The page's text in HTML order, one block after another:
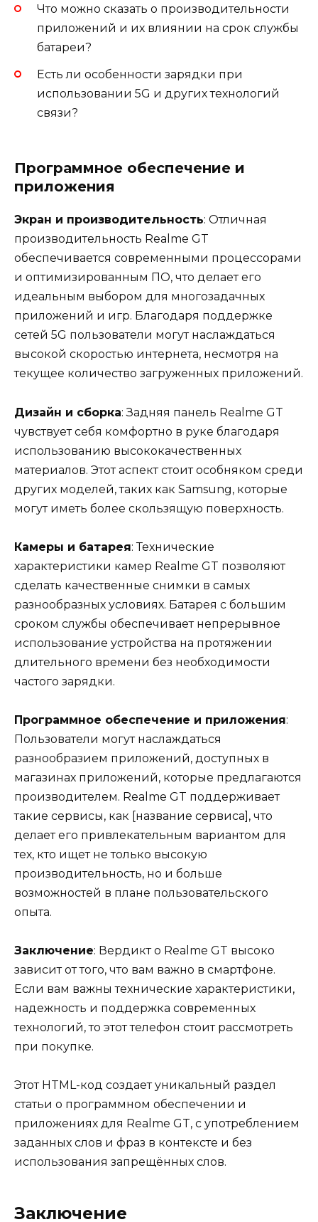
Что можно сказать о производительности
приложений и их влиянии на срок службы
батареи?
Есть ли особенности зарядки при
использовании 5G и других технологий
связи?
Программное обеспечение и
приложения
Экран и производительность: Отличная
производительность Realme GT
обеспечивается современными процессорами
и оптимизированным ПО, что делает его
идеальным выбором для многозадачных
приложений и игр. Благодаря поддержке
сетей 5G пользователи могут наслаждаться
высокой скоростью интернета, несмотря на
текущее количество загруженных приложений.
Дизайн и сборка: Задняя панель Realme GT
чувствует себя комфортно в руке благодаря
использованию высококачественных
материалов. Этот аспект стоит особняком среди
других моделей, таких как Samsung, которые
могут иметь более скользящую поверхность.
Камеры и батарея: Технические
характеристики камер Realme GT позволяют
сделать качественные снимки в самых
разнообразных условиях. Батарея с большим
сроком службы обеспечивает непрерывное
использование устройства на протяжении
длительного времени без необходимости
частого зарядки.
Программное обеспечение и приложения:
Пользователи могут наслаждаться
разнообразием приложений, доступных в
магазинах приложений, которые предлагаются
производителем. Realme GT поддерживает
такие сервисы, как [название сервиса], что
делает его привлекательным вариантом для
тех, кто ищет не только высокую
производительность, но и больше
возможностей в плане пользовательского
опыта.
Заключение: Вердикт о Realme GT высоко
зависит от того, что вам важно в смартфоне.
Если вам важны технические характеристики,
надежность и поддержка современных
технологий, то этот телефон стоит рассмотреть
при покупке.
Этот HTML-код создает уникальный раздел
статьи о программном обеспечении и
приложениях для Realme GT, с употреблением
заданных слов и фраз в контексте и без
использования запрещённых слов.
Заключение